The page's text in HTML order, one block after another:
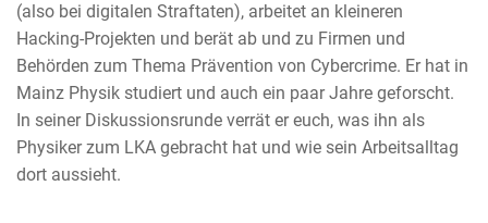
(also bei digitalen Straftaten), arbeitet an kleineren
Hacking-Projekten und berät ab und zu Firmen und
Behörden zum Thema Prävention von Cybercrime. Er hat in
Mainz Physik studiert und auch ein paar Jahre geforscht.
In seiner Diskussionsrunde verrät er euch, was ihn als
Physiker zum LKA gebracht hat und wie sein Arbeitsalltag
dort aussieht.